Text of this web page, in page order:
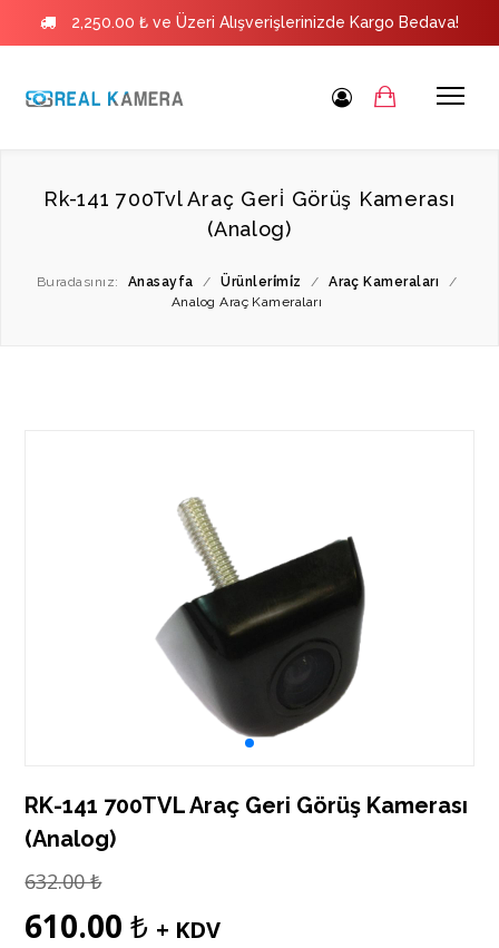
2,250.00 ₺ ve Üzeri Alışverişlerinizde Kargo Bedava!
Rk-141 700Tvl Araç Geri̇ Görüş Kamerası
(Analog)
Buradasınız: Anasayfa / Ürünleri̇mi̇z / Araç Kameraları
/
Analog Araç Kameraları
RK-141 700TVL Araç Geri Görüş Kamerası
(Analog)
632.00₺
610.00₺ + KDV